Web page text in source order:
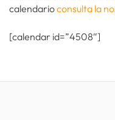
calendarioconsulta la
[calendar id=”4508″]